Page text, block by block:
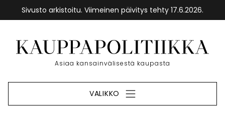
Sivusto arkistoitu. Viimeinen päivitys tehty 17.6.2026.
sisältöön
Etusivu
Asiaa kansainvälisestä kaupasta
VALIKKO